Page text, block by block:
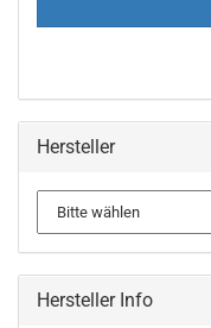
Hersteller
Hersteller Info